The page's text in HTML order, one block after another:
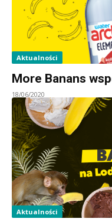
Aktualności
More Banans
18/06/2020
Aktualności